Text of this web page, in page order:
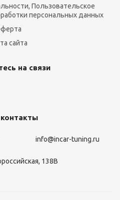
Пользовательское
персональных данных
сайта
на связи
info@incar-tuning.ru
138В